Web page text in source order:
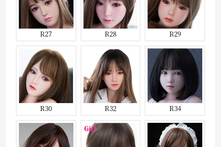
R27 R28 R29
R30 R32 R34